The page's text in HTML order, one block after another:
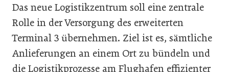
Das neue Logistikzentrum soll eine zentrale
Rolle in der Versorgung des erweiterten
Terminal 3 übernehmen. Ziel ist es, sämtliche
Anlieferungen an einem Ort zu bündeln und
die Logistikprozesse am Flughafen effizienter